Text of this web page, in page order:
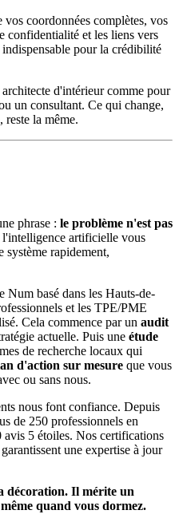
vos coordonnées complètes, vos
confidentialité et les liens vers
pour la crédibilité
d'intérieur comme pour
un consultant. Ce qui change,
reste la même.
phrase : le problème n'est pas
l'intelligence artificielle vous
système rapidement,
basé dans les Hauts-de-
et les TPE/PME
Cela commence par un audit
actuelle. Puis une étude
de recherche locaux qui
d'action sur mesure que vous
ou sans nous.
nous font confiance. Depuis
de 250 professionnels en
5 étoiles. Nos certifications
une expertise à jour
décoration. Il mérite un
quand vous dormez.